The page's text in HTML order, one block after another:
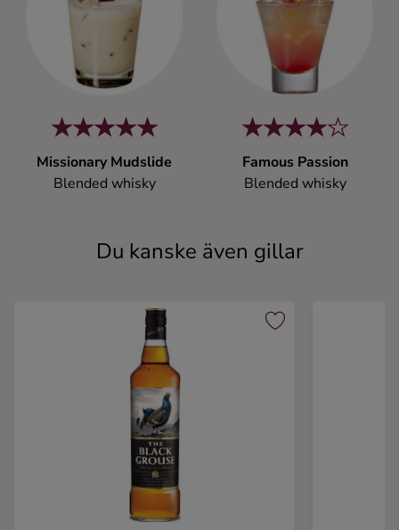
Missionary Mudslide
Blended whisky
Famous Passion
Blended whisky
Du kanske även gillar